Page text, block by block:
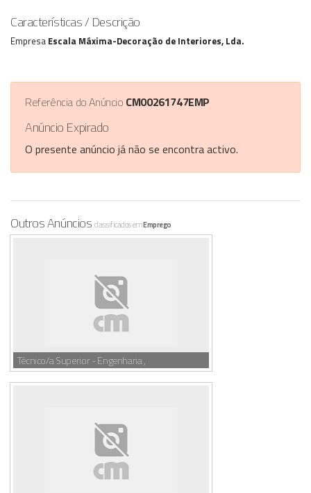
Características / Descrição
Empresa Escala Máxima-Decoração de Interiores, Lda.
Referência do Anúncio CM00261747EMP
Anúncio Expirado
O presente anúncio já não se encontra activo.
Outros Anúncios classificados emEmprego
Técnico/a Superior - Engenharia ,